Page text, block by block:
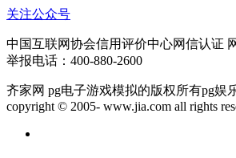
关注公众号
中国互联网协会信用评价中心网信认证
举报电话：400-880-2600
齐家网 pg电子游戏模拟的版权所有pg娱
copyright © 2005- www.jia.com all rights